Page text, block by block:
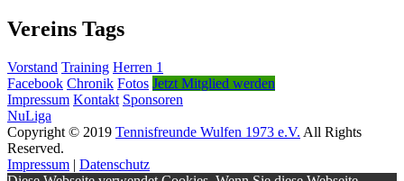
Vereins Tags
Vorstand Training Herren 1
Facebook Chronik Fotos Jetzt Mitglied werden
Impressum Kontakt Sponsoren
NuLiga
Copyright © 2019 Tennisfreunde Wulfen 1973 e.V. All Rights
Reserved.
Impressum | Datenschutz